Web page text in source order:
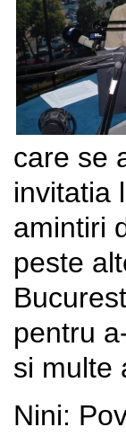
care se
invitatia
amintiri
peste
pentru
si multe
Nini: